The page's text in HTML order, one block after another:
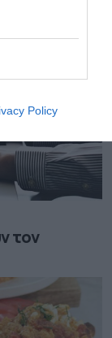
Policy
τον